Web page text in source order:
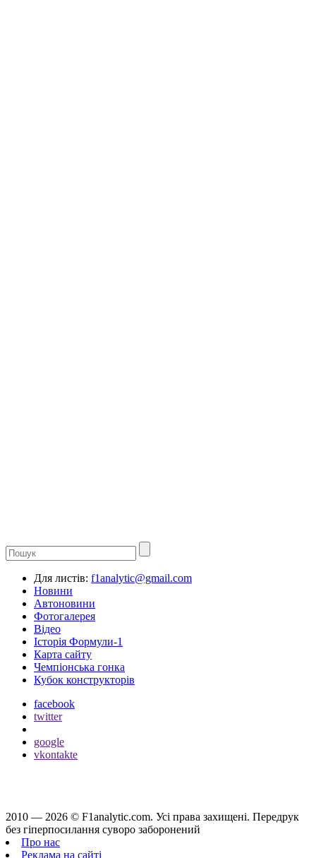
Для листів: f1analytic@gmail.com
Новини
Автоновини
Фотогалерея
Відео
Історія Формули-1
Карта сайту
Чемпіонська гонка
Кубок конструкторів
facebook
twitter
google
vkontakte
2010 — 2026 © F1analytic.com. Усi права захищенi. Передрук
без гіперпосилання суворо заборонений
Про нас
Реклама на сайті